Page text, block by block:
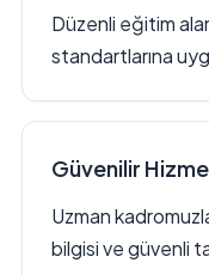
Düzenli eğitim
standartlarına
Güvenilir
Uzman
bilgisi ve güvenli